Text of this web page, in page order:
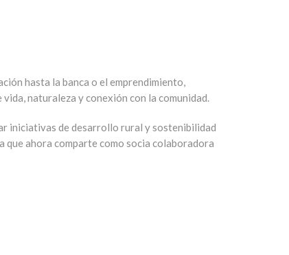
hasta la banca o el emprendimiento,
naturaleza y conexión con la comunidad.
iniciativas de desarrollo rural y sostenibilidad
que ahora comparte como socia colaboradora